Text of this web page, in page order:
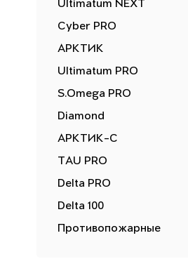
Ultimatum NEXT
Cyber PRO
АРКТИК
Ultimatum PRO
S.Omega PRO
Diamond
АРКТИК-С
TAU PRO
Delta PRO
Delta 100
Противопожарные